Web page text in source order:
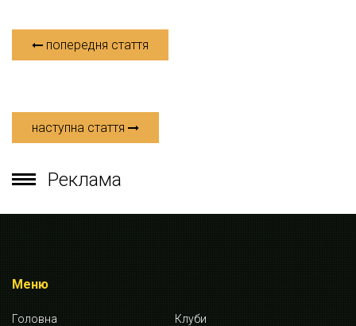
попередня стаття
наступна стаття
Реклама
Меню
Головна
Клуби